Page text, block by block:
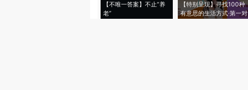
【不唯一答案】不止“养
老”
【特别呈现】寻找100种
有意思的生活方式·第一对